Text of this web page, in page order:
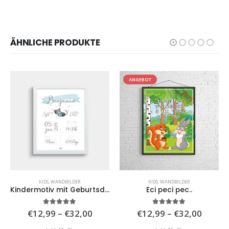
ÄHNLICHE PRODUKTE
KIDS,WANDBILDER
Kindermotiv mit Geburtsdaten 3
5.00 von 5
€12,99 – €32,00Preisspanne:
ANGEBOT
KIDS,WANDBILDER
Eci peci pec..
5.00 von 5
€12,99 – €32,00